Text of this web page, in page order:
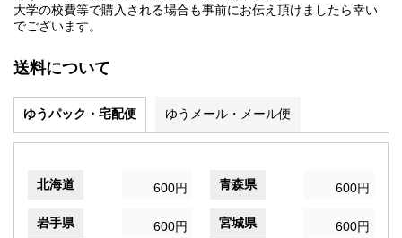
大学の校費等で購入される場合も事前にお伝え頂けましたら幸い
でございます。
送料について
ゆうパック・宅配便 ゆうメール・メール便
北海道 600円 青森県 600円
岩手県 600円 宮城県 600円